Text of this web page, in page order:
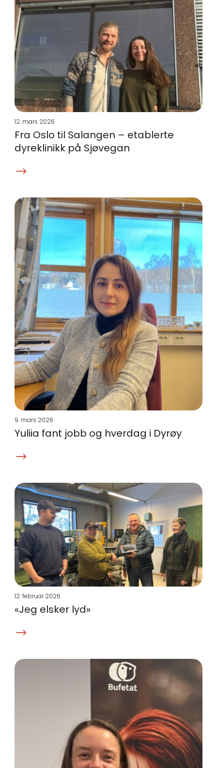
12. mars 2026
Fra Oslo til Salangen – etablerte
dyreklinikk på Sjøvegan
9. mars 2026
Yuliia fant jobb og hverdag i Dyrøy
12. februar 2026
«Jeg elsker lyd»